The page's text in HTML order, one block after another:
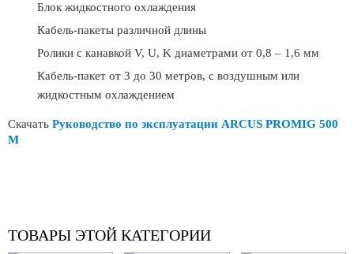
Блок жидкостного охлаждения
Кабель-пакеты различной длины
Ролики с канавкой V, U, K диаметрами от 0,8 – 1,6 мм
Кабель-пакет от 3 до 30 метров, с воздушным или
жидкостным охлаждением
Скачать Руководство по эксплуатации ARCUS PROMIG 500
M
ТОВАРЫ ЭТОЙ КАТЕГОРИИ